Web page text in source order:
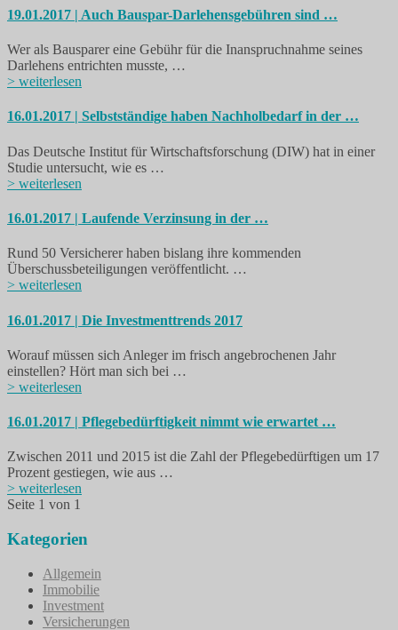
19.01.2017 | Auch Bauspar-Darlehensgebühren sind …
Wer als Bausparer eine Gebühr für die Inanspruchnahme seines
Darlehens entrichten musste, …
> weiterlesen
16.01.2017 | Selbstständige haben Nachholbedarf in der …
Das Deutsche Institut für Wirtschaftsforschung (DIW) hat in einer
Studie untersucht, wie es …
> weiterlesen
16.01.2017 | Laufende Verzinsung in der …
Rund 50 Versicherer haben bislang ihre kommenden
Überschussbeteiligungen veröffentlicht. …
> weiterlesen
16.01.2017 | Die Investmenttrends 2017
Worauf müssen sich Anleger im frisch angebrochenen Jahr
einstellen? Hört man sich bei …
> weiterlesen
16.01.2017 | Pflegebedürftigkeit nimmt wie erwartet …
Zwischen 2011 und 2015 ist die Zahl der Pflegebedürftigen um 17
Prozent gestiegen, wie aus …
> weiterlesen
Seite 1 von 1
Kategorien
Allgemein
Immobilie
Investment
Versicherungen